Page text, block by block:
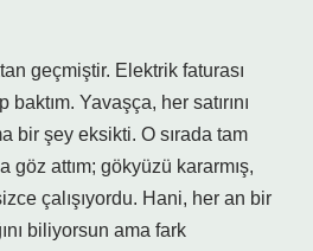
geçmiştir. Elektrik faturası
baktım. Yavaşça, her satırını
bir şey eksikti. O sırada tam
göz attım; gökyüzü kararmış,
çalışıyordu. Hani, her an bir
biliyorsun ama fark